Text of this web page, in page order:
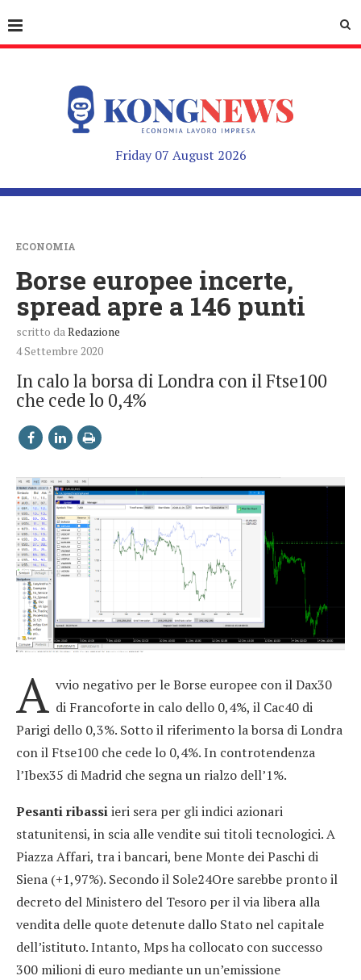
Friday 07 August 2026
ECONOMIA
Borse europee incerte,
spread apre a 146 punti
scritto da Redazione
4 Settembre 2020
In calo la borsa di Londra con il Ftse100
che cede lo 0,4%
A vvio negativo per le Borse europee con il Dax30
di Francoforte in calo dello 0,4%, il Cac40 di
Parigi dello 0,3%. Sotto il riferimento la borsa di Londra
con il Ftse100 che cede lo 0,4%. In controtendenza
l’Ibex35 di Madrid che segna un rialzo dell’1%.
Pesanti ribassiieri sera per gli indici azionari
statunitensi, in scia alle vendite sui titoli tecnologici. A
Piazza Affari, tra i bancari, bene Monte dei Paschi di
Siena (+1,97%). Secondo il Sole24Ore sarebbe pronto il
decreto del Ministero del Tesoro per il via libera alla
vendita delle quote detenute dallo Stato nel capitale
dell’istituto. Intanto, Mps ha collocato con successo
300 milioni di euro mediante un un’emissione